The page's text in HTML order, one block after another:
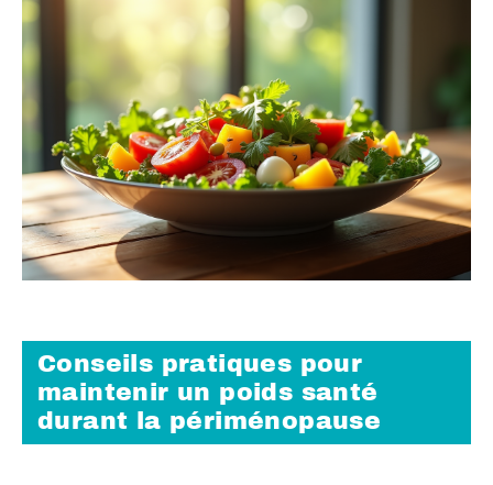
Conseils pratiques pour
maintenir un poids santé
durant la périménopause